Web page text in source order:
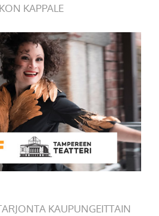
KAPPALE
KAUPUNGEITTAIN